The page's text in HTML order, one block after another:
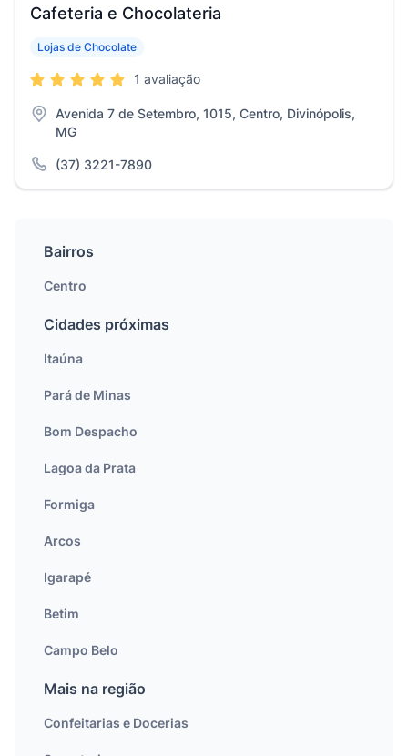
Cafeteria e Chocolateria
Lojas de Chocolate
1 avaliação
Avenida 7 de Setembro, 1015, Centro, Divinópolis,
MG
(37) 3221-7890
Bairros
Centro
Cidades próximas
Itaúna
Pará de Minas
Bom Despacho
Lagoa da Prata
Formiga
Arcos
Igarapé
Betim
Campo Belo
Mais na região
Confeitarias e Docerias